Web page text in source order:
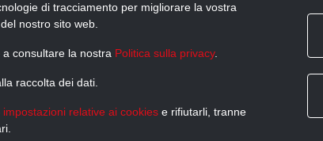
Via Marco d’Oggiono,
di tracciamento per migliorare la vostra
nostro sito web.
consultare la nostra Politica sulla privacy.
raccolta dei dati.
impostazioni relative ai cookies e rifiutarli, tranne